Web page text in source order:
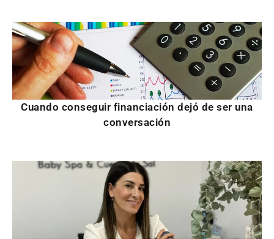
Cuando conseguir financiación dejó de ser una
conversación